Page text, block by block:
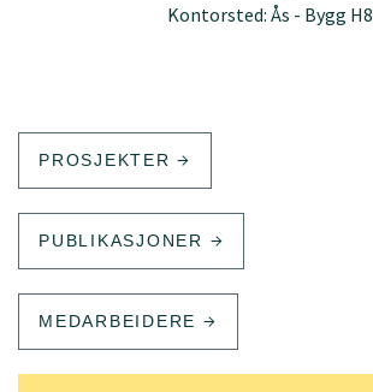
Kontorsted: Ås - Bygg H8
PROSJEKTER
PUBLIKASJONER
MEDARBEIDERE